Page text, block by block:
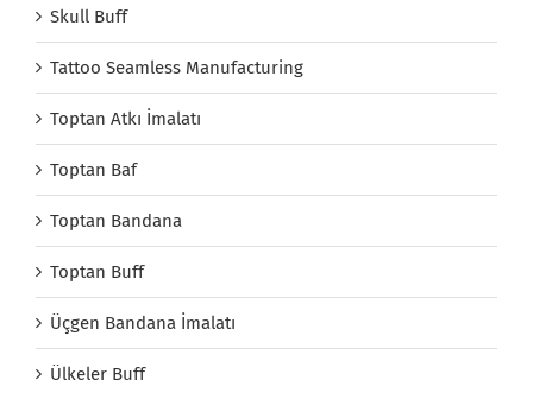
Skull Buff
Tattoo Seamless Manufacturing
Toptan Atkı İmalatı
Toptan Baf
Toptan Bandana
Toptan Buff
Üçgen Bandana İmalatı
Ülkeler Buff